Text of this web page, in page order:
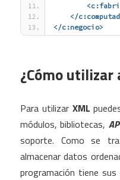
</
</c:negocio>
¿Cómo utilizar
Para utilizar XML
módulos, bibliotecas,
soporte. Como se
almacenar datos
programación tiene